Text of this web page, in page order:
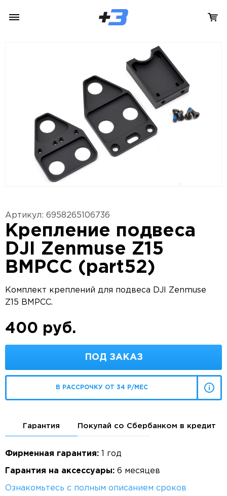
Артикул: 6958265106736
Крепление подвеса
DJI Zenmuse Z15
BMPCC (part52)
Комплект креплений для подвеса DJI Zenmuse
Z15 BMPCC.
400 руб.
ПОД ЗАКАЗ
В РАССРОЧКУ ОТ 34 Р/МЕС
Гарантия Покупай со Сбербанком в кредит
Фирменная гарантия: 1 год
Гарантия на аксессуары: 6 месяцев
Ознакомьтесь с полным описанием сроков